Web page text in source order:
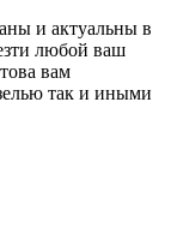
и актуальны в
любой ваш
вам
так и иными